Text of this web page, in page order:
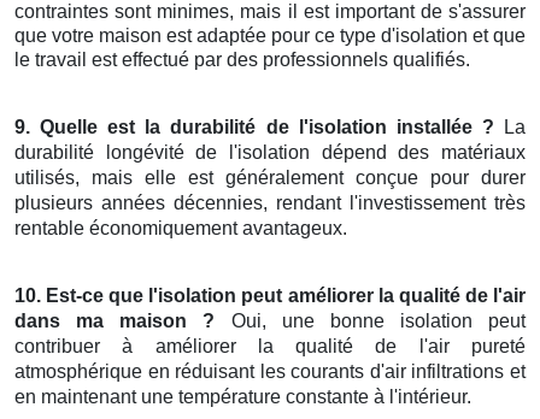
contraintes sont minimes, mais il est important de s'assurer
que votre maison est adaptée pour ce type d'isolation et que
le travail est effectué par des professionnels qualifiés.
9. Quelle est la durabilité de l'isolation installée ? La
durabilité longévité de l'isolation dépend des matériaux
utilisés, mais elle est généralement conçue pour durer
plusieurs années décennies, rendant l'investissement très
rentable économiquement avantageux.
10. Est-ce que l'isolation peut améliorer la qualité de l'air
dans ma maison ? Oui, une bonne isolation peut
contribuer à améliorer la qualité de l'air pureté
atmosphérique en réduisant les courants d'air infiltrations et
en maintenant une température constante à l'intérieur.